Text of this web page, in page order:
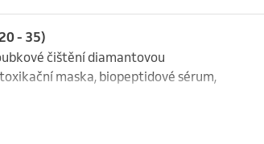
- 35)
čištění diamantovou
maska, biopeptidové sérum,
min.